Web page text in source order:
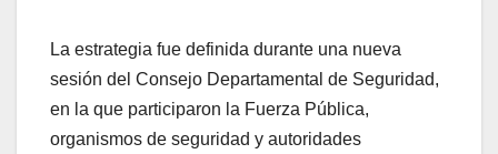
La estrategia fue definida durante una nueva
sesión del Consejo Departamental de Seguridad,
en la que participaron la Fuerza Pública,
organismos de seguridad y autoridades